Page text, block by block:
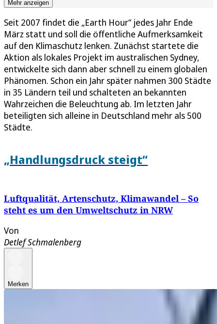
Mehr anzeigen
Seit 2007 findet die „Earth Hour“ jedes Jahr Ende
März statt und soll die öffentliche Aufmerksamkeit
auf den Klimaschutz lenken. Zunächst startete die
Aktion als lokales Projekt im australischen Sydney,
entwickelte sich dann aber schnell zu einem globalen
Phänomen. Schon ein Jahr später nahmen 300 Städte
in 35 Ländern teil und schalteten an bekannten
Wahrzeichen die Beleuchtung ab. Im letzten Jahr
beteiligten sich alleine in Deutschland mehr als 500
Städte.
„Handlungsdruck steigt“
Luftqualität, Artenschutz, Klimawandel – So
steht es um den Umweltschutz in NRW
Von
Detlef Schmalenberg
Merken